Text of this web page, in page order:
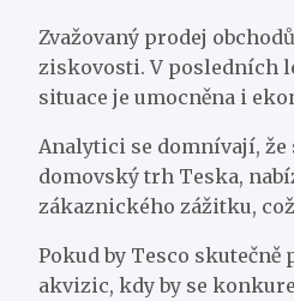
Zvažovaný prodej
ziskovosti. V posledních
situace je umocněna i
Analytici se domnívají,
domovský trh Teska,
zákaznického zážitku,
Pokud by Tesco
akvizic, kdy by se